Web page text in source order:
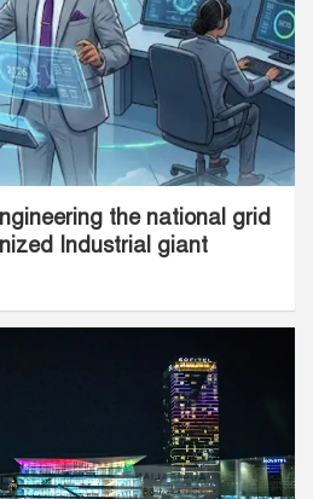
the national grid
Industrial giant